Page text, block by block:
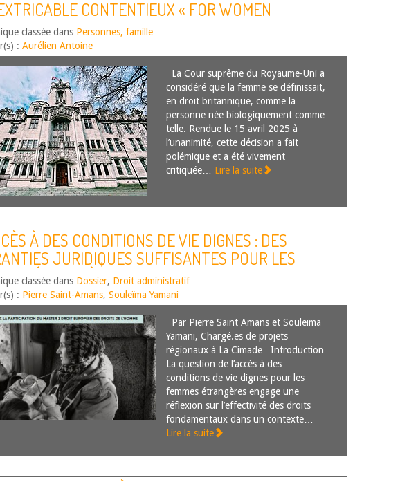
CONTENTIEUX « FOR WOMEN
»
classée dans Personnes, famille
: Aurélien Antoine
La Cour suprême du Royaume-Uni a
considéré que la femme se définissait,
en droit britannique, comme la
personne née biologiquement comme
telle. Rendue le 15 avril 2025 à
l’unanimité, cette décision a fait
polémique et a été vivement
critiquée… Lire la suite
À DES CONDITIONS DE VIE DIGNES : DES
JURIDIQUES SUFFISANTES POUR LES
ÉTRANGÈRES ?
classée dans Dossier, Droit administratif
: Pierre Saint-Amans, Souleïma Yamani
Par Pierre Saint Amans et Souleïma
Yamani, Chargé.es de projets
régionaux à La Cimade Introduction
La question de l’accès à des
conditions de vie dignes pour les
femmes étrangères engage une
réflexion sur l’effectivité des droits
fondamentaux dans un contexte…
Lire la suite